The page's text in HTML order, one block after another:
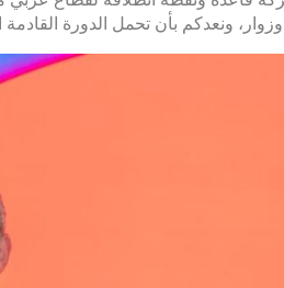
ونعدكم بأن تحمل الدورة القادمة